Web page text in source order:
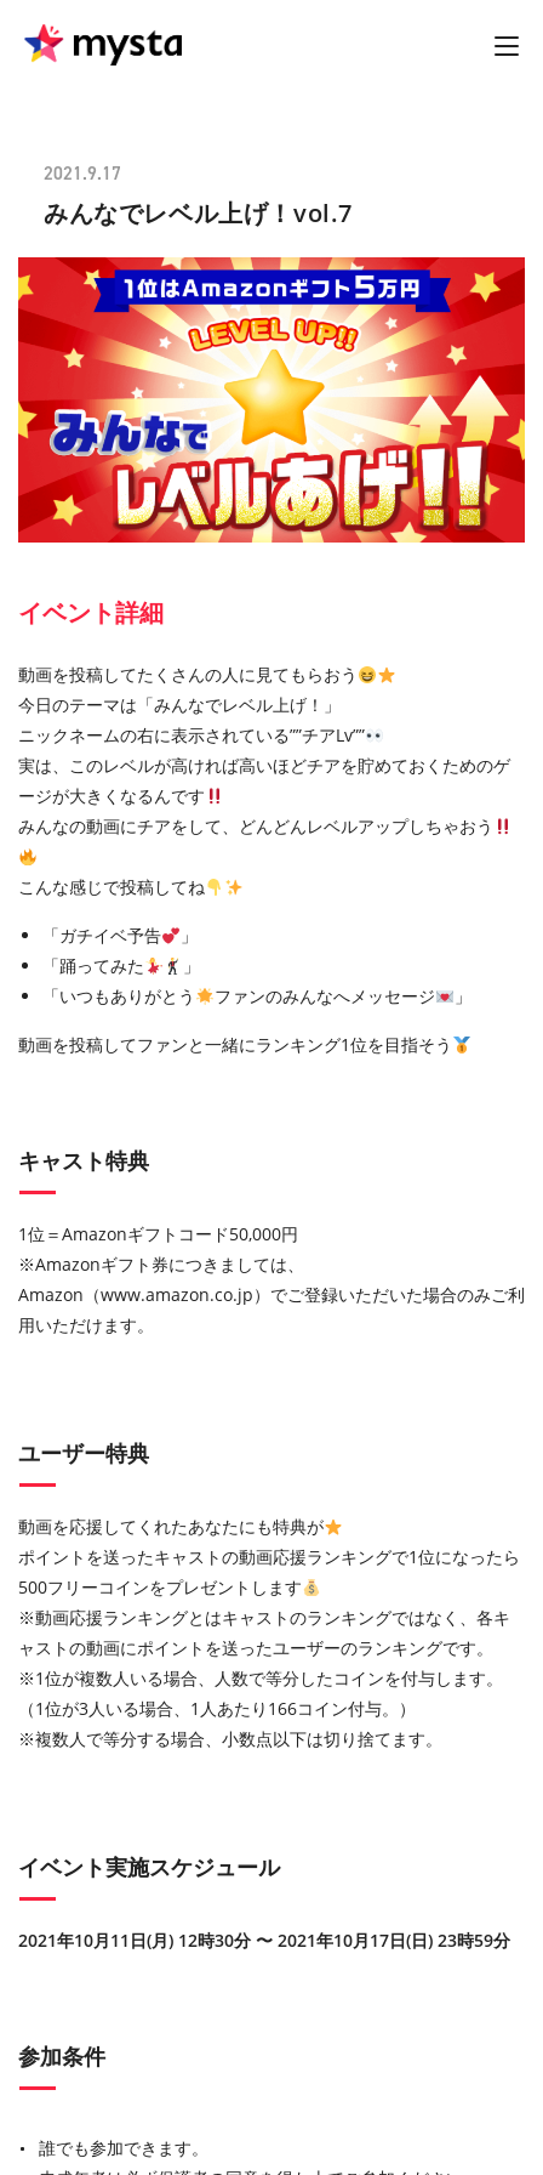
2021.9.17
みんなでレベル上げ！vol.7
イベント詳細
動画を投稿してたくさんの人に見てもらおう
今日のテーマは「みんなでレベル上げ！」
ニックネームの右に表示されている””チアLv””
実は、このレベルが高ければ高いほどチアを貯めておくためのゲ
ージが大きくなるんです
みんなの動画にチアをして、どんどんレベルアップしちゃおう
こんな感じで投稿してね
「ガチイベ予告
」
「踊ってみた
」
「いつもありがとう
ファンのみんなへメッセージ 」
動画を投稿してファンと一緒にランキング1位を目指そう
キャスト特典
1位＝Amazonギフトコード50,000円
※Amazonギフト券につきましては、
Amazon （www.amazon.co.jp）でご登録いただいた場合のみご利
用いただけます。
ユーザー特典
動画を応援してくれたあなたにも特典が
ポイントを送ったキャストの動画応援ランキングで1位になったら
500フリーコインをプレゼントします
※動画応援ランキングとはキャストのランキングではなく、各キ
ャストの動画にポイントを送ったユーザーのランキングです。
※1位が複数人いる場合、人数で等分したコインを付与します。
（1位が3人いる場合、1人あたり166コイン付与。）
※複数人で等分する場合、小数点以下は切り捨てます。
イベント実施スケジュール
2021年10月11日(月) 12時30分 〜 2021年10月17日(日) 23時59分
参加条件
誰でも参加できます。